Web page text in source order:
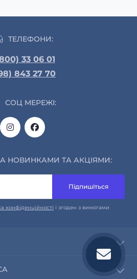
ТЕЛЕФОНИ:
33 06 01
843 27 70
СОЦ МЕРЕЖІ:
НОВИНКАМИ ТА АКЦІЯМИ:
Підпишіться
конфіденційності і згоден з вимогами
та оплату